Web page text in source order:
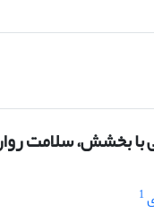
بخشش، سلامت
1